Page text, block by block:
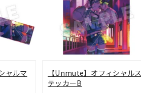
ャルマ
【Unmute】オフィシャルス
テッカーB